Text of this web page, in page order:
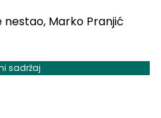
sadržaj